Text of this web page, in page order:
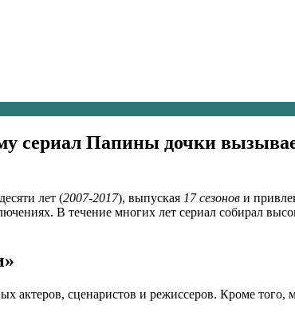
сериал Папины дочки
лет (2007-2017), выпуская 17 сезонов и
В течение многих лет сериал собирал
актеров, сценаристов и режиссеров. Кроме